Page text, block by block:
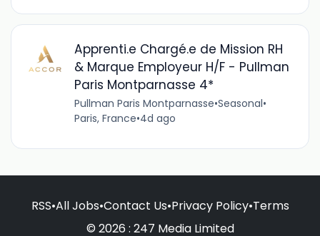
Apprenti.e Chargé.e de Mission RH
& Marque Employeur H/F - Pullman
Paris Montparnasse 4*
Pullman Paris Montparnasse•Seasonal•
Paris, France•4d ago
RSS•All Jobs•Contact Us•Privacy Policy•Terms
© 2026 : 247 Media Limited